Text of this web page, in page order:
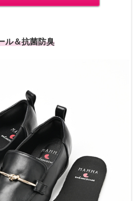
ル＆抗菌防臭